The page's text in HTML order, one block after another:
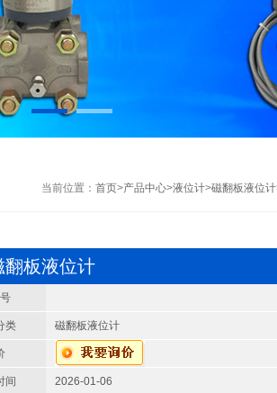
当前位置： 首页>产品中心>液位计>磁翻板液位计
翻板液位计
类 磁翻板液位计
间 2026-01-06